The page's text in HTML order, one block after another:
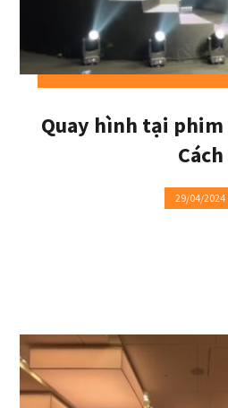
Quay hình tại
Cách
29/04/2024